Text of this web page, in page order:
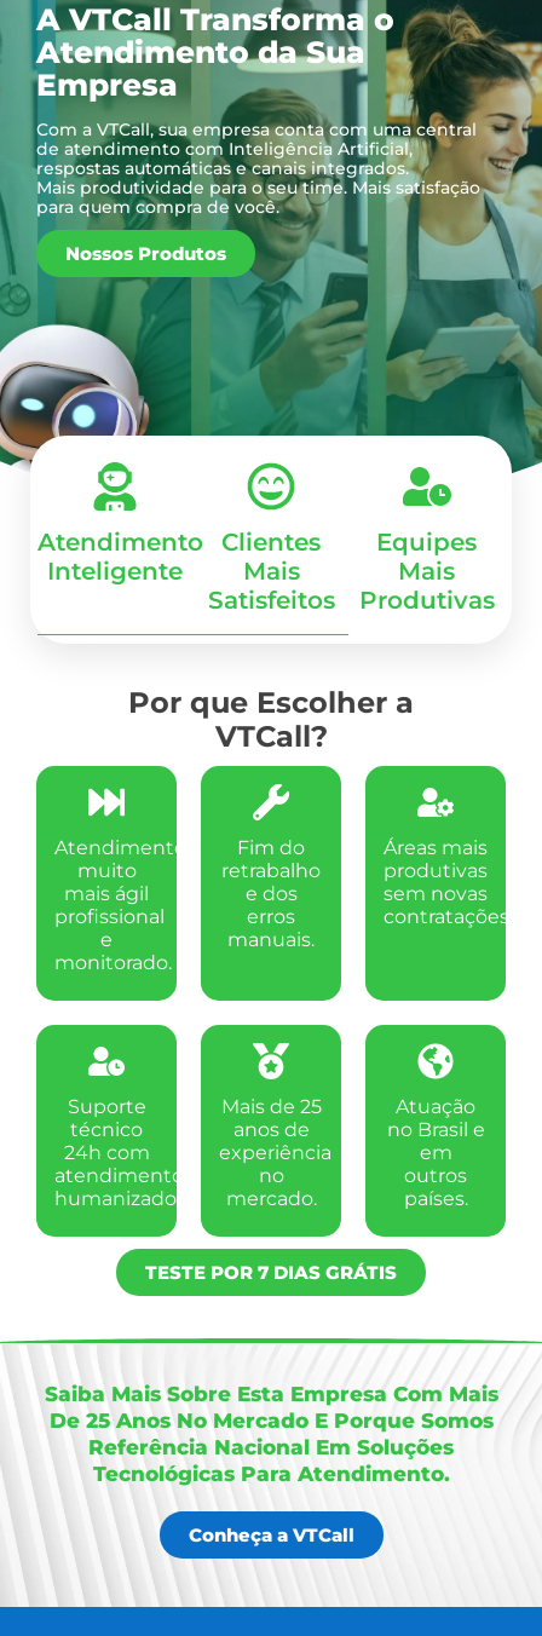
A VTCall Transforma o
Atendimento da Sua
Empresa
Com a VTCall, sua empresa conta com uma central
de atendimento com Inteligência Artificial,
respostas automáticas e canais integrados.
Mais produtividade para o seu time. Mais satisfação
para quem compra de você.
Nossos Produtos
Atendimento
Inteligente
Clientes
Mais
Satisfeitos
Equipes
Mais
Produtivas
Por que Escolher a
VTCall?
Atendimento
muito
mais ágil
profissional
e
monitorado.
Fim do
retrabalho
e dos
erros
manuais.
Áreas mais
produtivas
sem novas
contratações.
Suporte
técnico
24h com
atendimento
humanizado.
Mais de 25
anos de
experiência
no
mercado.
Atuação
no Brasil e
em
outros
países.
TESTE POR 7 DIAS GRÁTIS
Saiba Mais Sobre Esta Empresa Com Mais
De 25 Anos No Mercado E Porque Somos
Referência Nacional Em Soluções
Tecnológicas Para Atendimento.
Conheça a VTCall